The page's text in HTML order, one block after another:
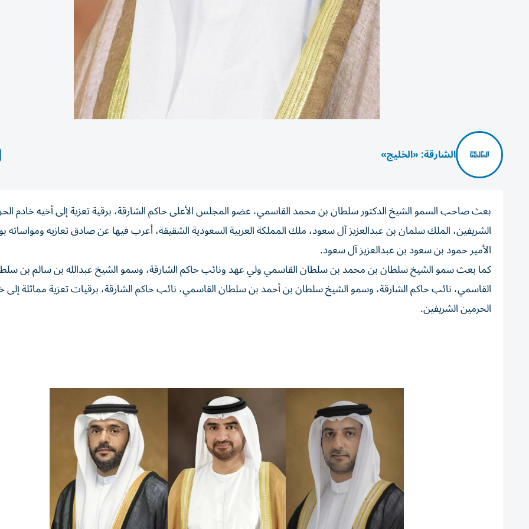
الشارقة: «الخليج»
بعث صاحب السمو الشيخ الدكتور سلطان بن محمد القاسمي، عضو المجلس الأعلى حاكم الشارقة، برقية تعزية إلى أخيه خادم
الشريفين، الملك سلمان بن عبدالعزيز آل سعود، ملك المملكة العربية السعودية الشقيقة، أعرب فيها عن صادق تعازيه ومواساته
الأمير حمود بن سعود بن عبدالعزيز آل سعود.
كما بعث سمو الشيخ سلطان بن محمد بن سلطان القاسمي ولي عهد ونائب حاكم الشارقة، وسمو الشيخ عبدالله بن سالم بن
القاسمي، نائب حاكم الشارقة، وسمو الشيخ سلطان بن أحمد بن سلطان القاسمي، نائب حاكم الشارقة، برقيات تعزية مماثلة إلى
الحرمين الشريفين.